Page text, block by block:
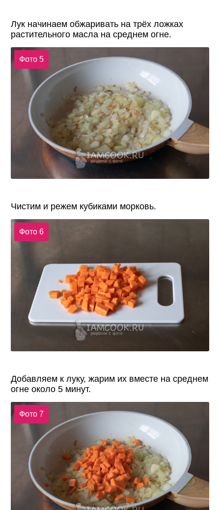
Лук начинаем обжаривать на трёх ложках
растительного масла на среднем огне.
Фото 5
Чистим и режем кубиками морковь.
Фото 6
Добавляем к луку, жарим их вместе на среднем
огне около 5 минут.
Фото 7